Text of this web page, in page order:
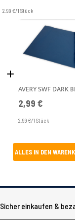
2.99 €/1 Stück
2,99 €
2.99 €/1 Stück
ALLES IN DEN
Sicher einkaufen &